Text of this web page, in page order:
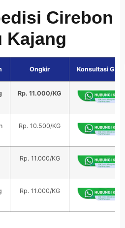
Cirebon
Kajang
Ongkir Konsultasi
Rp. 11.000/KG
Rp. 10.500/KG
Rp. 11.000/KG
Rp. 11.000/KG